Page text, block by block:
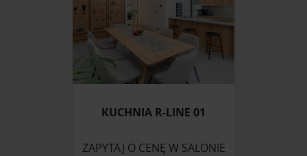
KUCHNIA R-LINE 01
ZAPYTAJ O CENĘ W SALONIE